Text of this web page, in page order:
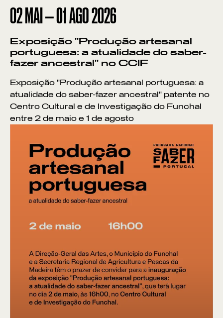
02MAI—01AGO2026
Exposição "Produção artesanal
portuguesa: a atualidade do saber-
fazer ancestral" no CCIF
Exposição "Produção artesanal portuguesa: a
atualidade do saber-fazer ancestral" patente no
Centro Cultural e de Investigação do Funchal
entre 2 de maio e 1 de agosto